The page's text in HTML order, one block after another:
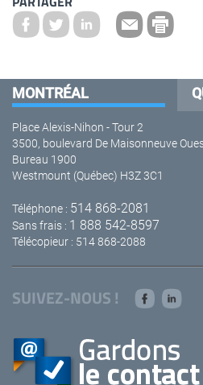
MONTRÉAL
Place Alexis-Nihon - Tour 2
3500, boulevard De Maisonneuve
Bureau 1900
Westmount (Québec) H3Z 3C1
Téléphone : 514 868-2081
Sans frais : 1 888 542-8597
Télécopieur : 514 868-2088
SUIVEZ-NOUS !